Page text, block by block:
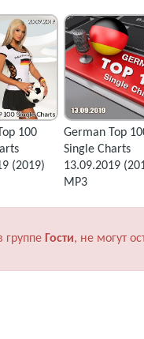
100
(2019)
German Top
Single Charts
13.09.2019
MP3
группе Гости, не могут